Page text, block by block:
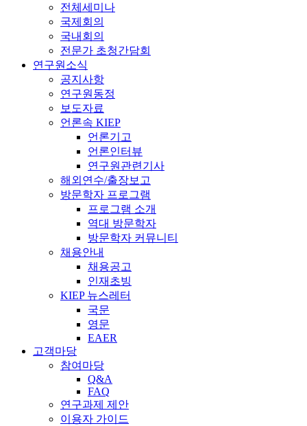
전체세미나
국제회의
국내회의
전문가 초청간담회
연구원소식
공지사항
연구원동정
보도자료
언론속 KIEP
언론기고
언론인터뷰
연구원관련기사
해외연수/출장보고
방문학자 프로그램
프로그램 소개
역대 방문학자
방문학자 커뮤니티
채용안내
채용공고
인재초빙
KIEP 뉴스레터
국문
영문
EAER
고객마당
참여마당
Q&A
FAQ
연구과제 제안
이용자 가이드